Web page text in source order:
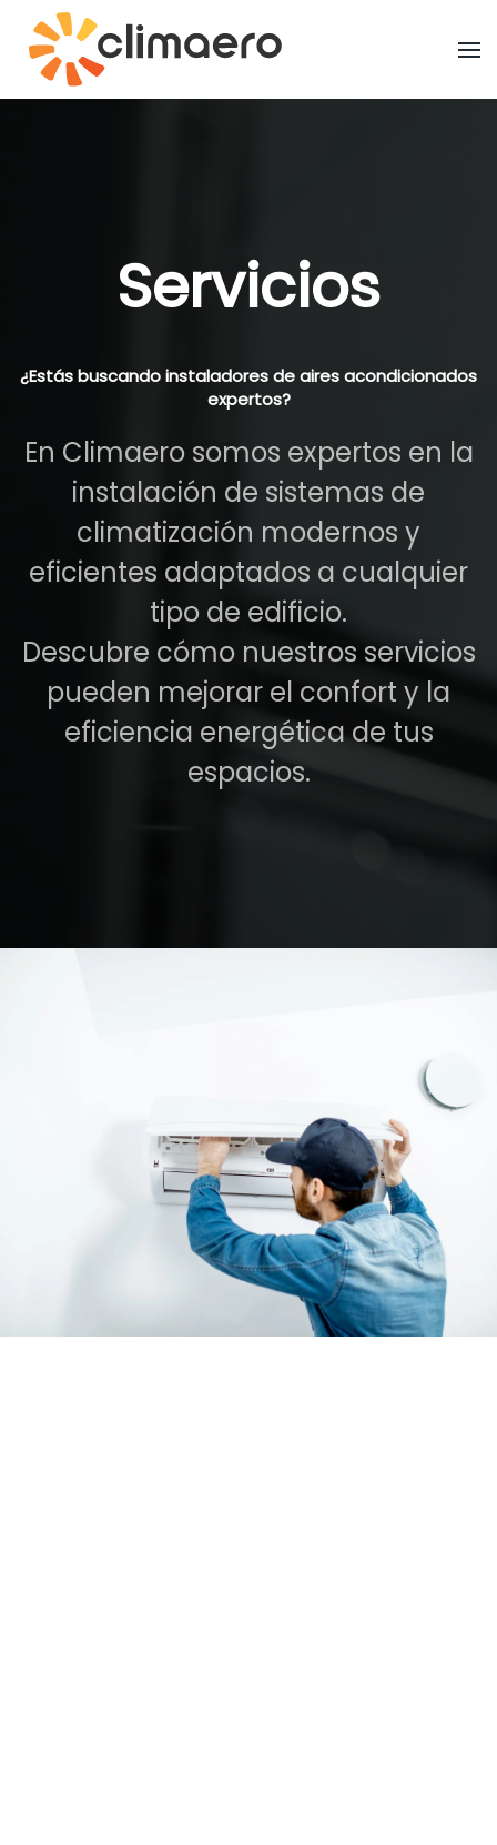
Ir al contenido principal
Servicios
¿Estás buscando instaladores de aires acondicionados
expertos?
En Climaero somos expertos en la
instalación de sistemas de
climatización modernos y
eficientes adaptados a cualquier
tipo de edificio.
Descubre cómo nuestros servicios
pueden mejorar el confort y la
eficiencia energética de tus
espacios.